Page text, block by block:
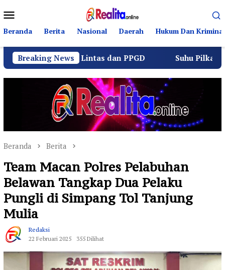
ke
kontenMobile
Beranda Berita Nasional Daerah Hukum Dan Kriminal
Breaking News
Berlalu Lintas dan PPGD Suhu Pilkades
Beranda Berita
Team Macan Polres Pelabuhan
Belawan Tangkap Dua Pelaku
Pungli di Simpang Tol Tanjung
Mulia
Redaksi
22 Februari 2025
355 Dilihat